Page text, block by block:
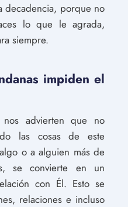
decadencia, porque no
lo que le agrada,
siempre.
impiden el
nos advierten que no
las cosas de este
o a alguien más de
se convierte en un
con Él. Esto se
relaciones e incluso